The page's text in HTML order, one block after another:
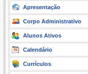
Apresentação
Corpo Administrativo
Alunos Ativos
Calendário
Currículos